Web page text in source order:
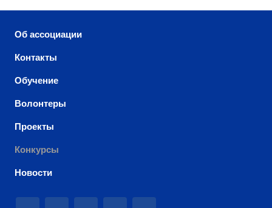
Об ассоциации
Контакты
Обучение
Волонтеры
Проекты
Конкурсы
Новости